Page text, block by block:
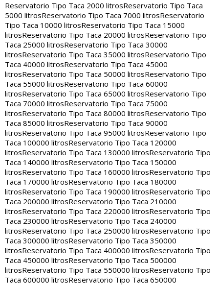
Reservatorio Tipo Taca 2000 litrosReservatorio Tipo Taca
5000 litrosReservatorio Tipo Taca 7000 litrosReservatorio
Tipo Taca 10000 litrosReservatorio Tipo Taca 15000
litrosReservatorio Tipo Taca 20000 litrosReservatorio Tipo
Taca 25000 litrosReservatorio Tipo Taca 30000
litrosReservatorio Tipo Taca 35000 litrosReservatorio Tipo
Taca 40000 litrosReservatorio Tipo Taca 45000
litrosReservatorio Tipo Taca 50000 litrosReservatorio Tipo
Taca 55000 litrosReservatorio Tipo Taca 60000
litrosReservatorio Tipo Taca 65000 litrosReservatorio Tipo
Taca 70000 litrosReservatorio Tipo Taca 75000
litrosReservatorio Tipo Taca 80000 litrosReservatorio Tipo
Taca 85000 litrosReservatorio Tipo Taca 90000
litrosReservatorio Tipo Taca 95000 litrosReservatorio Tipo
Taca 100000 litrosReservatorio Tipo Taca 120000
litrosReservatorio Tipo Taca 130000 litrosReservatorio Tipo
Taca 140000 litrosReservatorio Tipo Taca 150000
litrosReservatorio Tipo Taca 160000 litrosReservatorio Tipo
Taca 170000 litrosReservatorio Tipo Taca 180000
litrosReservatorio Tipo Taca 190000 litrosReservatorio Tipo
Taca 200000 litrosReservatorio Tipo Taca 210000
litrosReservatorio Tipo Taca 220000 litrosReservatorio Tipo
Taca 230000 litrosReservatorio Tipo Taca 240000
litrosReservatorio Tipo Taca 250000 litrosReservatorio Tipo
Taca 300000 litrosReservatorio Tipo Taca 350000
litrosReservatorio Tipo Taca 400000 litrosReservatorio Tipo
Taca 450000 litrosReservatorio Tipo Taca 500000
litrosReservatorio Tipo Taca 550000 litrosReservatorio Tipo
Taca 600000 litrosReservatorio Tipo Taca 650000